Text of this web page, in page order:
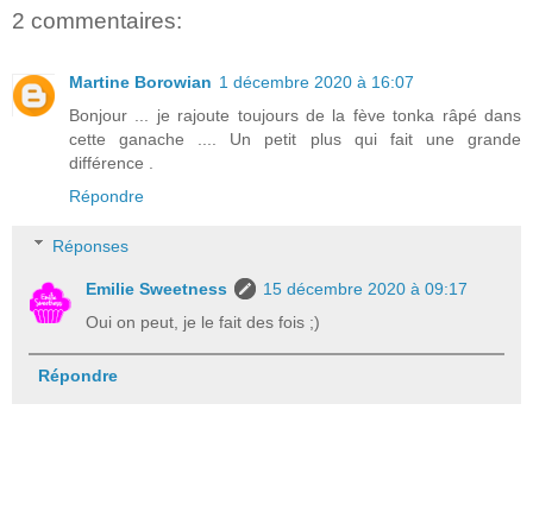
2 commentaires:
Martine Borowian 1 décembre 2020 à 16:07
Bonjour ... je rajoute toujours de la fève tonka râpé dans
cette ganache .... Un petit plus qui fait une grande
différence .
Répondre
Réponses
Emilie Sweetness
15 décembre 2020 à 09:17
Oui on peut, je le fait des fois ;)
Répondre